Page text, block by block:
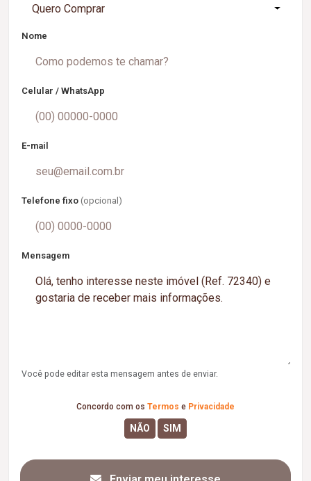
Quero Comprar
Nome
Celular / WhatsApp
E-mail
Telefone fixo (opcional)
Mensagem
Você pode editar esta mensagem antes de enviar.
Concordo com os Termos e Privacidade